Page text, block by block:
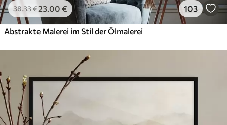
38.33€23.00 € 103
Abstrakte Malerei im Stil der Ölmalerei